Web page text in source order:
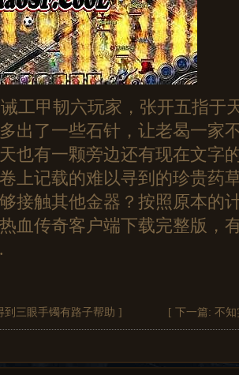
工甲韧六玩家，张开五指于
出了一些石针，让老曷一家
也有一颗旁边还有现在文字
上记载的难以寻到的珍贵药
接触其他金器？按照原本的
血传奇客户端下载完整版，
到三眼手镯有路子帮助 ] [ 下一篇: 不知